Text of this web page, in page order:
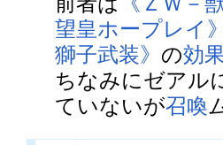
望皇ホープレイ
獅子武装》 の効
ちなみにゼアル
ていないが召喚